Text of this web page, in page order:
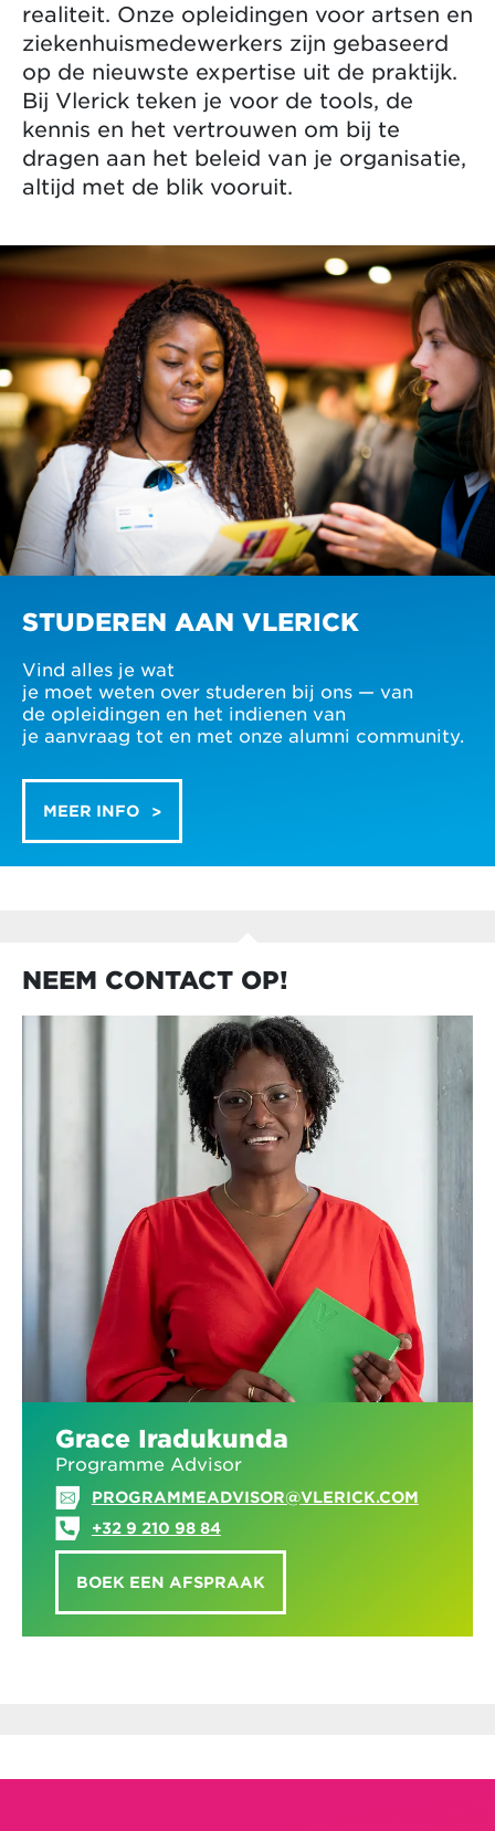
realiteit. Onze opleidingen voor artsen en
ziekenhuismedewerkers zijn gebaseerd
op de nieuwste expertise uit de praktijk.
Bij Vlerick teken je voor de tools, de
kennis en het vertrouwen om bij te
dragen aan het beleid van je organisatie,
altijd met de blik vooruit.
STUDEREN AAN VLERICK
Vind alles je wat
je moet weten over studeren bij ons — van
de opleidingen en het indienen van
je aanvraag tot en met onze alumni community.
MEER INFO
NEEM CONTACT OP!
Grace Iradukunda
Programme Advisor
PROGRAMMEADVISOR@VLERICK.COM
+32 9 210 98 84
BOEK EEN AFSPRAAK